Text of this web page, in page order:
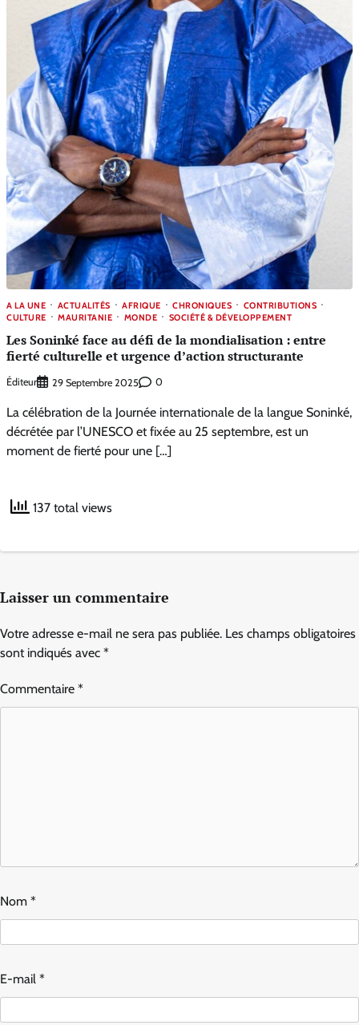
A LA UNE ACTUALITÉS AFRIQUE CHRONIQUES
CONTRIBUTIONS
CULTURE
MAURITANIE MONDE SOCIÉTÉ & DÉVELOPPEMENT
Les Soninké face au défi de la mondialisation : entre
fierté culturelle et urgence d’action structurante
Éditeur 29 Septembre 2025 0
La célébration de la Journée internationale de la langue Soninké,
décrétée par l’UNESCO et fixée au 25 septembre, est un
moment de fierté pour une […]
137 total views
Laisser un commentaire
Votre adresse e-mail ne sera pas publiée. Les champs obligatoires
sont indiqués avec *
Commentaire *
Nom *
E-mail *